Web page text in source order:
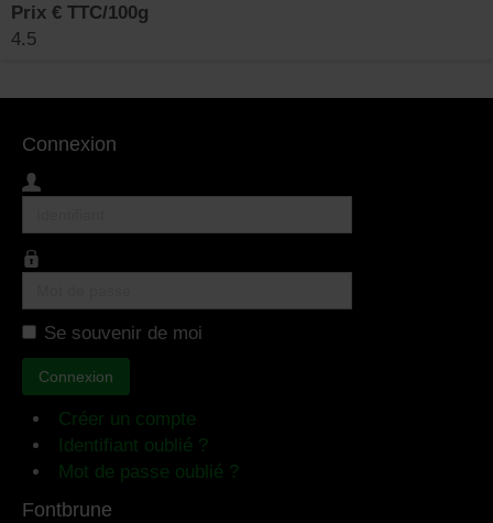
Prix € TTC/100g
4.5
Connexion
de
passeSe souvenir de moi
Connexion
Créer un compte
Identifiant oublié ?
Mot de passe oublié ?
Fontbrune